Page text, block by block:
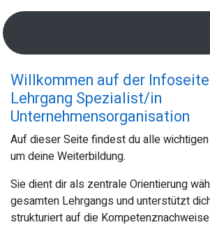
Zum Inhalt springen
Willkommen auf der
Lehrgang Spezialist/in
Unternehmensorganisation
Auf dieser Seite findest du alle
um deine Weiterbildung.
Sie dient dir als zentrale Orientierung
gesamten Lehrgangs und unterstützt
strukturiert auf die